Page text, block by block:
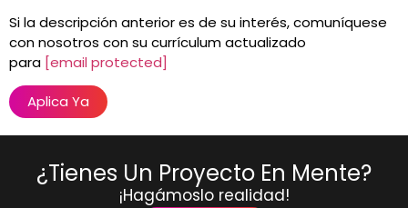
Si la descripción anterior es de su interés, comuníquese
con nosotros con su currículum actualizado
para [email protected]
Aplica Ya
¿Tienes Un Proyecto En Mente?
¡Hagámoslo realidad!